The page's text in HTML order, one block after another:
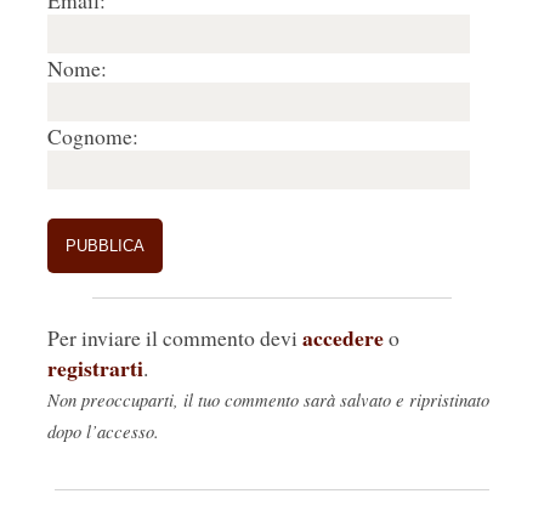
Nome:
Cognome:
Per inviare il commento devi accedereo
registrarti.
Non preoccuparti, il tuo commento sarà salvato e ripristinato
dopo l’accesso.